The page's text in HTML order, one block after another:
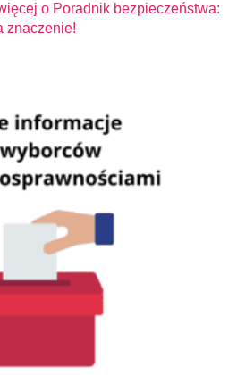
o Poradnik bezpieczeństwa:
znaczenie!